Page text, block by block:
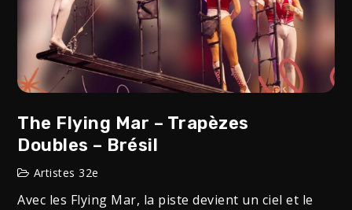
The Flying Mar – Trapèzes
Doubles – Brésil
Artistes 32e
Avec les Flying Mar, la piste devient un ciel et le